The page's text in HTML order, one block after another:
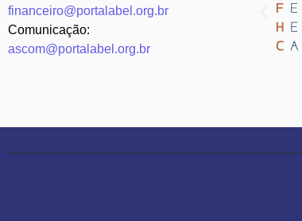
financeiro@portalabel.org.br
Comunicação:
ascom@portalabel.org.br